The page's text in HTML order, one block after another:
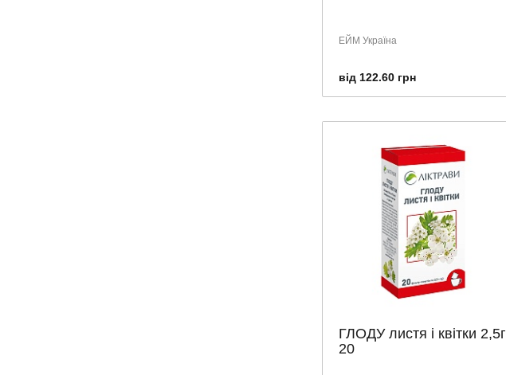
ЕЙМ Україна
від 122.60 грн
ГЛОДУ листя і квітки 2,5г
20